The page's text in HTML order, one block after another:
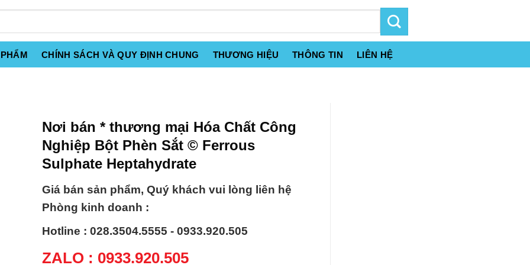
CHÍNH SÁCH VÀ QUY ĐỊNH CHUNG THƯƠNG HIỆU THÔNG TIN LIÊN HỆ
Nơi bán * thương mại Hóa Chất Công
Nghiệp Bột Phèn Sắt © Ferrous
Sulphate Heptahydrate
Giá bán sản phẩm, Quý khách vui lòng liên hệ
Phòng kinh doanh :
Hotline : 028.3504.5555 - 0933.920.505
ZALO : 0933.920.505